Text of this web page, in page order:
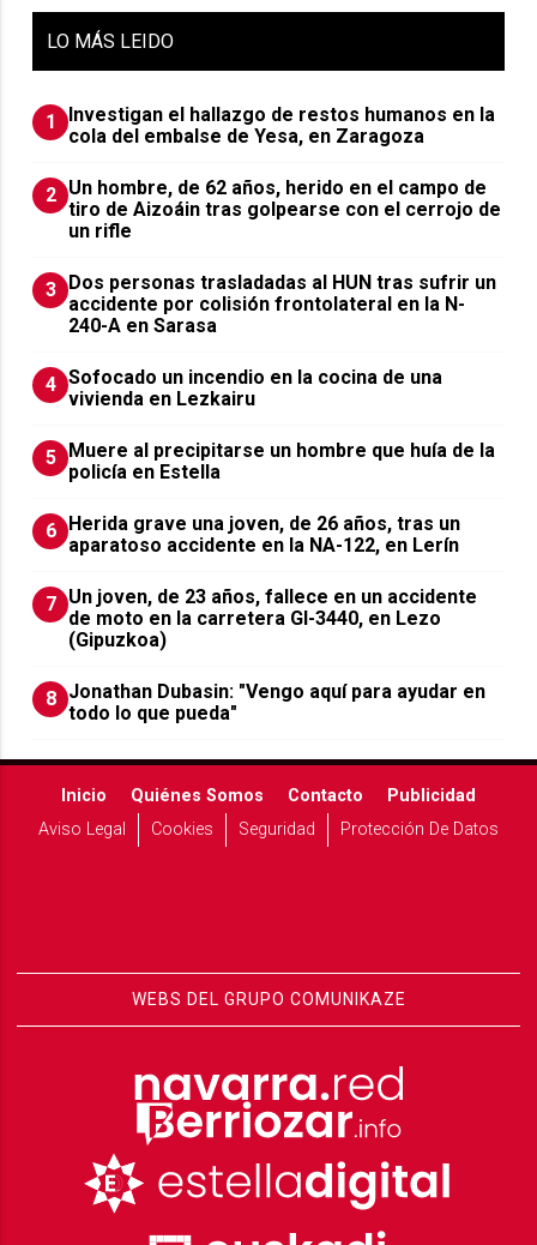
LO MÁS LEIDO
1
Investigan el hallazgo de restos humanos en la
cola del embalse de Yesa, en Zaragoza
2 Un hombre, de 62 años, herido en el campo de
tiro de Aizoáin tras golpearse con el cerrojo de
un rifle
3 ​Dos personas trasladadas al HUN tras sufrir un
accidente por colisión frontolateral en la N-
240-A en Sarasa
4 Sofocado un incendio en la cocina de una
vivienda en Lezkairu
5 Muere al precipitarse un hombre que huía de la
policía en Estella
6 Herida grave una joven, de 26 años, tras un
aparatoso accidente en la NA-122, en Lerín
7 Un joven, de 23 años, fallece en un accidente
de moto en la carretera GI-3440, en Lezo
(Gipuzkoa)
8 Jonathan Dubasin: "Vengo aquí para ayudar en
todo lo que pueda"
Inicio Quiénes Somos Contacto
Publicidad
Aviso Legal
Cookies Seguridad Protección De Datos
WEBS DEL GRUPO COMUNIKAZE